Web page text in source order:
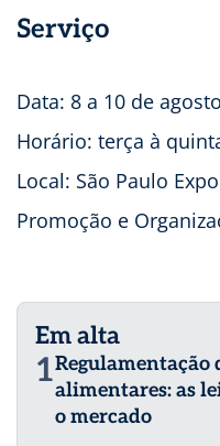
Serviço
Data: 8 a 10 de
Horário: terça à
Local: São Paulo Expo
Promoção e
Em alta
1Regulamentação
alimentares: as
o mercado